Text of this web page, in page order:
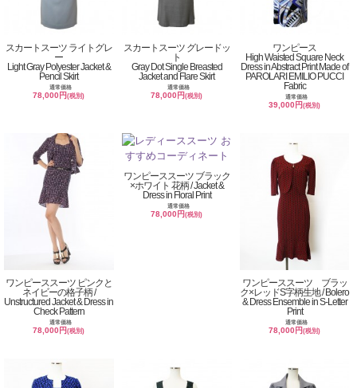
スカートスーツ ライトグレ
ー
Light Gray Polyester Jacket &
Pencil Skirt
通常価格
78,000円(税別)
スカートスーツ グレードッ
ト
Gray Dot Single Breasted
Jacket and Flare Skirt
通常価格
78,000円(税別)
ワンピース
High Waisted Square Neck
Dress in Abstract Print Made of
PAROLARI EMILIO PUCCI
Fabric
通常価格
39,000円(税別)
ワンピーススーツ ピンクと
ネイビーの格子柄 /
Unstructured Jacket & Dress in
Check Pattern
通常価格
78,000円(税別)
ワンピーススーツ ブラック
×ホワイト 花柄 / Jacket &
Dress in Floral Print
通常価格
78,000円(税別)
ワンピーススーツ ブラッ
ク×レッドS字柄生地 / Bolero
& Dress Ensemble in S-Letter
Print
通常価格
78,000円(税別)